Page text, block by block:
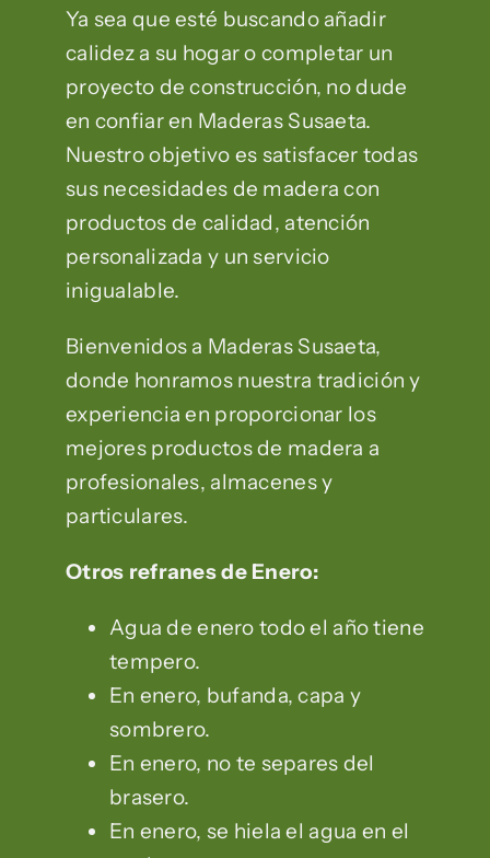
Ya sea que esté buscando añadir
calidez a su hogar o completar un
proyecto de construcción, no dude
en confiar en Maderas Susaeta.
Nuestro objetivo es satisfacer todas
sus necesidades de madera con
productos de calidad, atención
personalizada y un servicio
inigualable.
Bienvenidos a Maderas Susaeta,
donde honramos nuestra tradición y
experiencia en proporcionar los
mejores productos de madera a
profesionales, almacenes y
particulares.
Otros refranes de Enero:
Agua de enero todo el año tiene
tempero.
En enero, bufanda, capa y
sombrero.
En enero, no te separes del
brasero.
En enero, se hiela el agua en el